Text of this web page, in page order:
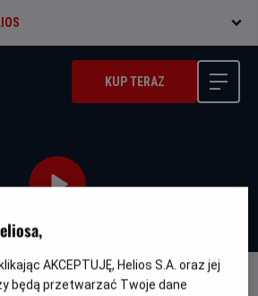
KUP TERAZ
AKCEPTUJĘ, Helios S.A. oraz jej
będą przetwarzać Twoje dane